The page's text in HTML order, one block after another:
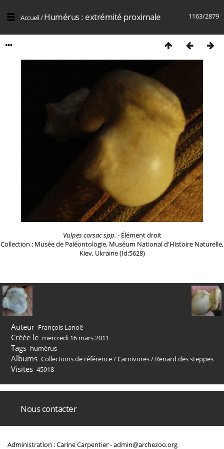
1163/2879
Accueil/Humérus : extrémité proximale
Vulpes corsac spp. - Élément droit
Collection : Musée de Paléontologie, Muséum National d'Histoire Naturelle,
Kiev, Ukraine (Id:5628)
Auteur François Lanoë
Créée le mercredi 16 mars 2011
Tags humérus
Albums Collections de référence/Carnivores/ Renard des steppes
Visites 45918
Nous contacter
Administration : Carine Carpentier -admin@archezoo.org